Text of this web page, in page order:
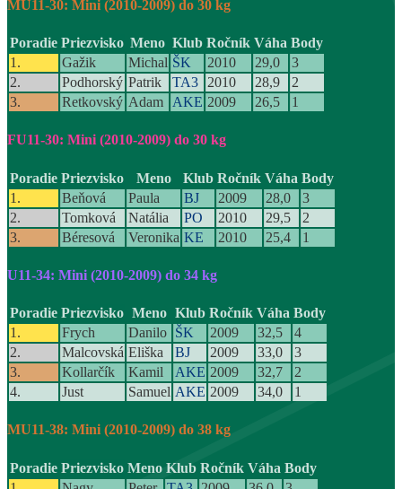
MU11-30: Mini (2010-2009) do 30 kg
Poradie Priezvisko Meno Klub Ročník Váha Body
1.
Gažik Michal ŠK 2010 29,0
3
2.
Podhorský Patrik TA3 2010 28,9
2
3.
Retkovský Adam AKE 2009 26,5 1
FU11-30: Mini (2010-2009) do 30 kg
Poradie Priezvisko Meno Klub Ročník Váha Body
1.
Beňová Paula BJ 2009 28,0
3
2.
Tomková Natália PO 2010 29,5
2
3.
Béresová Veronika KE 2010 25,4 1
U11-34: Mini (2010-2009) do 34 kg
Poradie Priezvisko Meno Klub Ročník Váha Body
1.
Frych Danilo ŠK 2009 32,5
4
2.
Malcovská Eliška BJ 2009 33,0
3
3.
Kollarčík Kamil AKE 2009 32,7
2
4.
Just Samuel AKE 2009 34,0 1
MU11-38: Mini (2010-2009) do 38 kg
Poradie Priezvisko Meno Klub Ročník Váha Body